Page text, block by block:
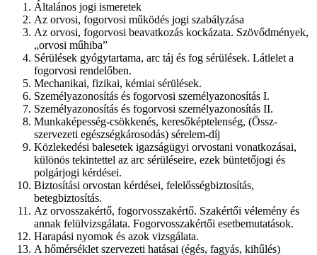
Általános jogi ismeretek
Az orvosi, fogorvosi működés jogi szabályzása
Az orvosi, fogorvosi beavatkozás kockázata. Szövődmények,
„orvosi műhiba”
Sérülések gyógytartama, arc táj és fog sérülések. Látlelet a
fogorvosi rendelőben.
Mechanikai, fizikai, kémiai sérülések.
Személyazonosítás és fogorvosi személyazonosítás I.
Személyazonosítás és fogorvosi személyazonosítás II.
Munkaképesség-csökkenés, keresőképtelenség, (Össz-
szervezeti egészségkárosodás) sérelem-díj
Közlekedési balesetek igazságügyi orvostani vonatkozásai,
különös tekintettel az arc sérüléseire, ezek büntetőjogi és
polgárjogi kérdései.
Biztosítási orvostan kérdései, felelősségbiztosítás,
betegbiztosítás.
Az orvosszakértő, fogorvosszakértő. Szakértői vélemény és
annak felülvizsgálata. Fogorvosszakértői esetbemutatások.
Harapási nyomok és azok vizsgálata.
A hőmérséklet szervezeti hatásai (égés, fagyás, kihűlés)